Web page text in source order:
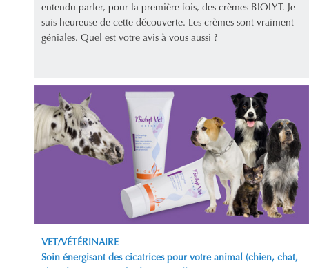
entendu parler, pour la première fois, des crèmes BIOLYT. Je
suis heureuse de cette découverte. Les crèmes sont vraiment
géniales. Quel est votre avis à vous aussi ?
VET/VÉTÉRINAIRE
Soin énergisant des cicatrices pour votre animal (chien, chat,